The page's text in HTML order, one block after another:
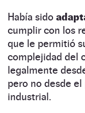
Había sido
cumplir con los
que le permitió
complejidad del
legalmente
pero no desde
industrial.